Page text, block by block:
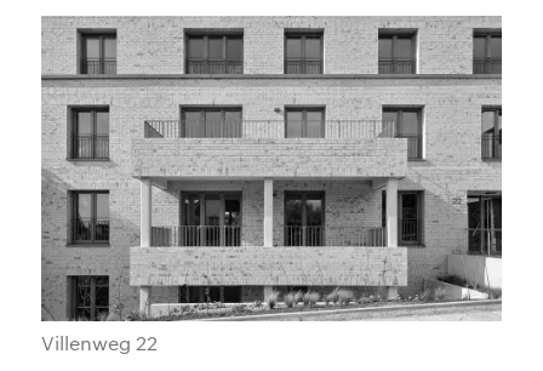
Villenweg 22